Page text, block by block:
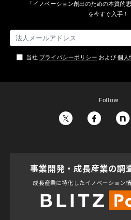
「イノベーション創出のための本質的
を今すぐ入手！
当社 プライバシーポリシー および 個人
Follow
事業開発・成長産業の調
成長産業に特化したイノベーション